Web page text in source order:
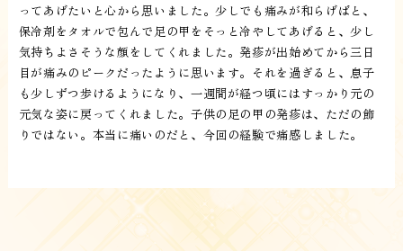
ってあげたいと心から思いました。少しでも痛みが和らげばと、
保冷剤をタオルで包んで足の甲をそっと冷やしてあげると、少し
気持ちよさそうな顔をしてくれました。発疹が出始めてから三日
目が痛みのピークだったように思います。それを過ぎると、息子
も少しずつ歩けるようになり、一週間が経つ頃にはすっかり元の
元気な姿に戻ってくれました。子供の足の甲の発疹は、ただの飾
りではない。本当に痛いのだと、今回の経験で痛感しました。